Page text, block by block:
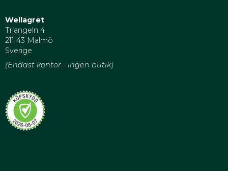
Wellagret
Triangeln 4
211 43 Malmö
Sverige
(Endast kontor - ingen butik)